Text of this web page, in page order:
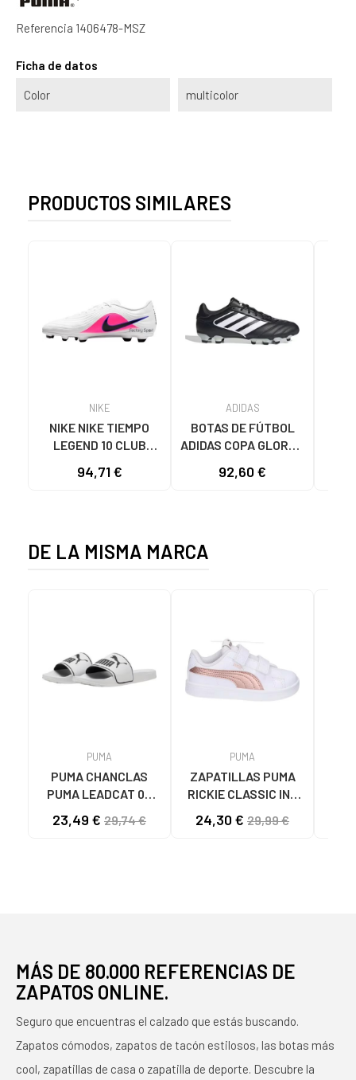
Referencia 1406478-MSZ
Ficha de datos
Color multicolor
PRODUCTOS SIMILARES
NIKE
NIKE NIKE TIEMPO
LEGEND 10 CLUB
COLORES
94,71 €
ADIDAS
BOTAS DE FÚTBOL
ADIDAS COPA GLORO II
92,60 €
DE LA MISMA MARCA
PUMA
PUMA CHANCLAS
PUMA LEADCAT 02
BLANCAS 02 WHITE
23,49 € 29,74 €
PUMA
ZAPATILLAS PUMA
RICKIE CLASSIC INF
- REF. 394254 04
24,30 € 29,99 €
MÁS DE 80.000 REFERENCIAS DE
ZAPATOS ONLINE.
Seguro que encuentras el calzado que estás buscando.
Zapatos cómodos, zapatos de tacón estilosos, las botas más
cool, zapatillas de casa o zapatilla de deporte. Descubre la